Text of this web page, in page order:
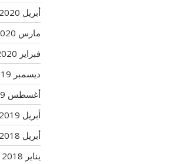
أبريل 2020
مارس 2020
فبراير 2020
ديسمبر 2019
أغسطس 2019
أبريل 2019
أبريل 2018
يناير 2018